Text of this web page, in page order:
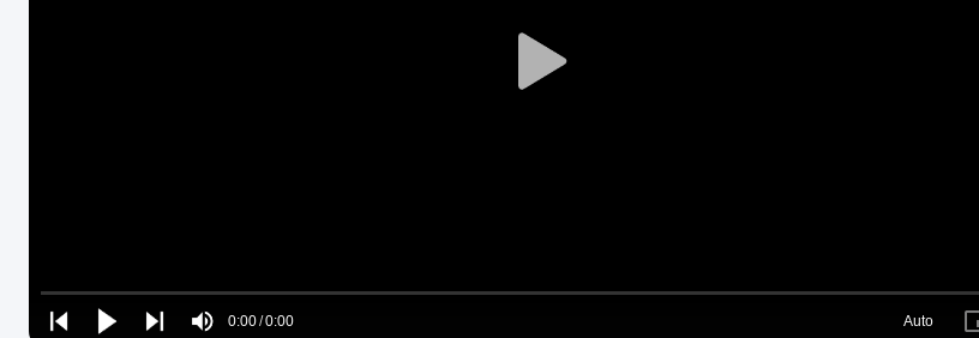
Play
Play
Play
Play
Mute0:00/0:00
Loaded:
0%
Auto